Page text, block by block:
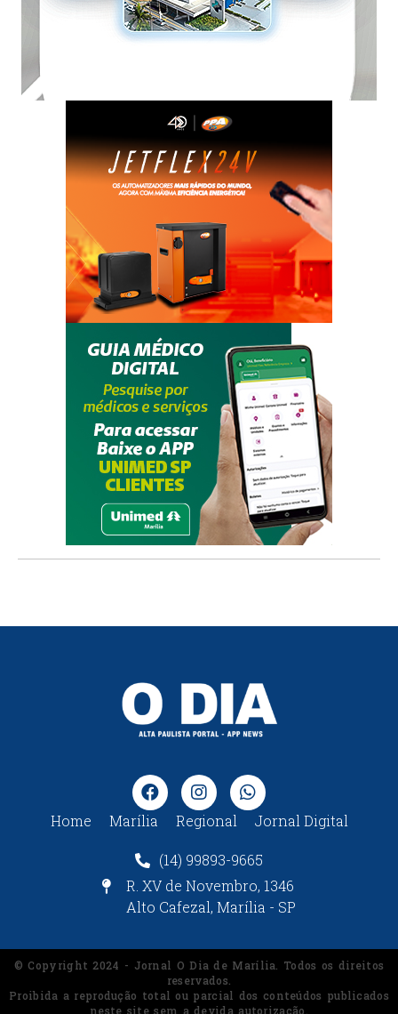
Home Marília Regional Jornal Digital
(14) 99893-9665
R. XV de Novembro, 1346
Alto Cafezal, Marília - SP
© Copyright 2024 - Jornal O Dia de Marília. Todos os direitos
reservados.
Proibida a reprodução total ou parcial dos conteúdos publicados
neste site sem a devida autorização.